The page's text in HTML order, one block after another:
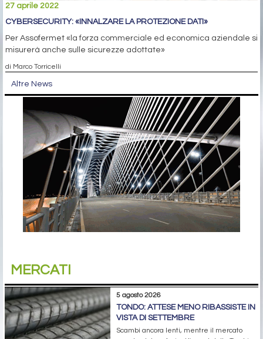
27 aprile 2022
CYBERSECURITY: «INNALZARE LA PROTEZIONE DATI»
Per Assofermet «la forza commerciale ed economica aziendale si
misurerà anche sulle sicurezze adottate»
di Marco Torricelli
Altre News
MERCATI
5 agosto 2026
TONDO: ATTESE MENO RIBASSISTE IN
VISTA DI SETTEMBRE
Scambi ancora lenti, mentre il mercato